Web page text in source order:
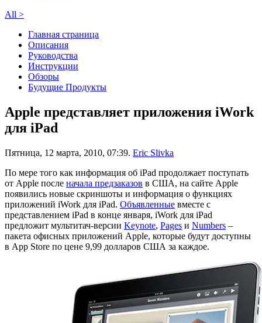
All >
Главная страница
Описания
Руководства
Инструкции
Обзоры
Будущие Продукты
Apple представляет приложения iWork
для iPad
Пятница, 12 марта, 2010, 07:39. Eric Slivka
По мере того как информация об iPad продолжает поступать
от Apple после начала предзаказов в США, на сайте Apple
появились новые скриншоты и информация о функциях
приложений iWork для iPad. Объявленные вместе с
представлением iPad в конце января, iWork для iPad
предложит мультитач-версии Keynote, Pages и Numbers –
пакета офисных приложений Apple, которые будут доступны
в App Store по цене 9,99 долларов США за каждое.